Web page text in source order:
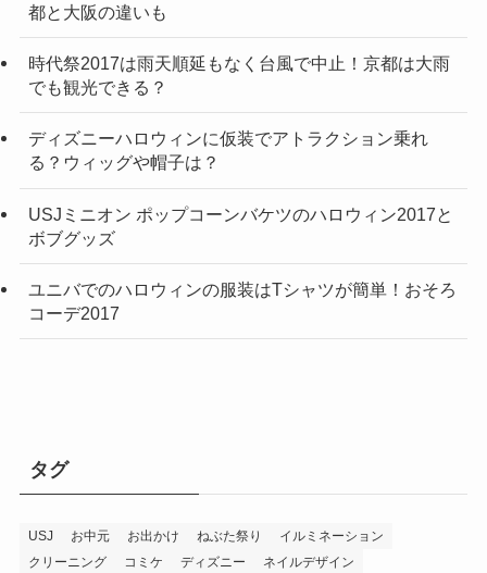
都と大阪の違いも
時代祭2017は雨天順延もなく台風で中止！京都は大雨
でも観光できる？
ディズニーハロウィンに仮装でアトラクション乗れ
る？ウィッグや帽子は？
USJミニオン ポップコーンバケツのハロウィン2017と
ボブグッズ
ユニバでのハロウィンの服装はTシャツが簡単！おそろ
コーデ2017
タグ
USJ お中元 お出かけ ねぶた祭り
イルミネーション
クリーニング
コミケ ディズニー ネイルデザイン